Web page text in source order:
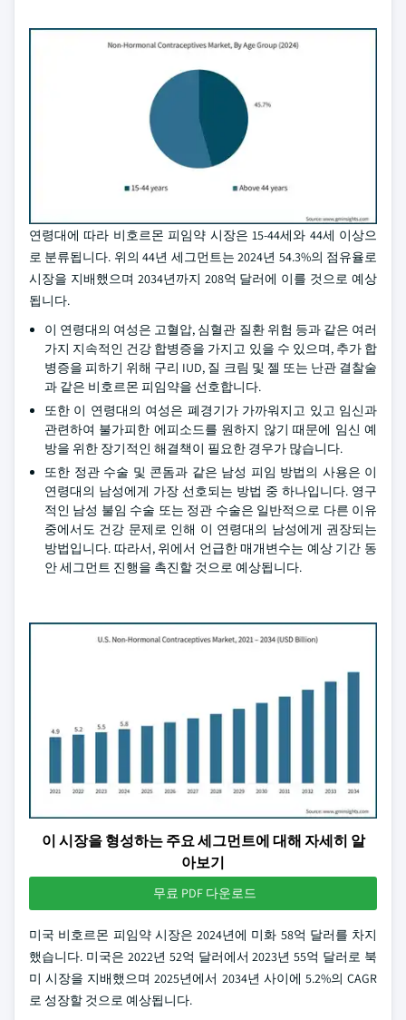
연령대에 따라 비호르몬 피임약 시장은 15-44세와 44세 이상으
로 분류됩니다. 위의 44년 세그먼트는 2024년 54.3%의 점유율로
시장을 지배했으며 2034년까지 208억 달러에 이를 것으로 예상
됩니다.
이 연령대의 여성은 고혈압, 심혈관 질환 위험 등과 같은 여러
가지 지속적인 건강 합병증을 가지고 있을 수 있으며, 추가 합
병증을 피하기 위해 구리 IUD, 질 크림 및 젤 또는 난관 결찰술
과 같은 비호르몬 피임약을 선호합니다.
또한 이 연령대의 여성은 폐경기가 가까워지고 있고 임신과
관련하여 불가피한 에피소드를 원하지 않기 때문에 임신 예
방을 위한 장기적인 해결책이 필요한 경우가 많습니다.
또한 정관 수술 및 콘돔과 같은 남성 피임 방법의 사용은 이
연령대의 남성에게 가장 선호되는 방법 중 하나입니다. 영구
적인 남성 불임 수술 또는 정관 수술은 일반적으로 다른 이유
중에서도 건강 문제로 인해 이 연령대의 남성에게 권장되는
방법입니다. 따라서, 위에서 언급한 매개변수는 예상 기간 동
안 세그먼트 진행을 촉진할 것으로 예상됩니다.
이 시장을 형성하는 주요 세그먼트에 대해 자세히 알
아보기
무료 PDF 다운로드
미국 비호르몬 피임약 시장은 2024년에 미화 58억 달러를 차지
했습니다. 미국은 2022년 52억 달러에서 2023년 55억 달러로 북
미 시장을 지배했으며 2025년에서 2034년 사이에 5.2%의 CAGR
로 성장할 것으로 예상됩니다.